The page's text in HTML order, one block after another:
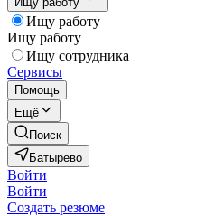
Ищу работу
Ищу работу
Ищу сотрудника
Сервисы
Помощь
Ещё
Поиск
Батырево
Войти
Войти
Создать резюме